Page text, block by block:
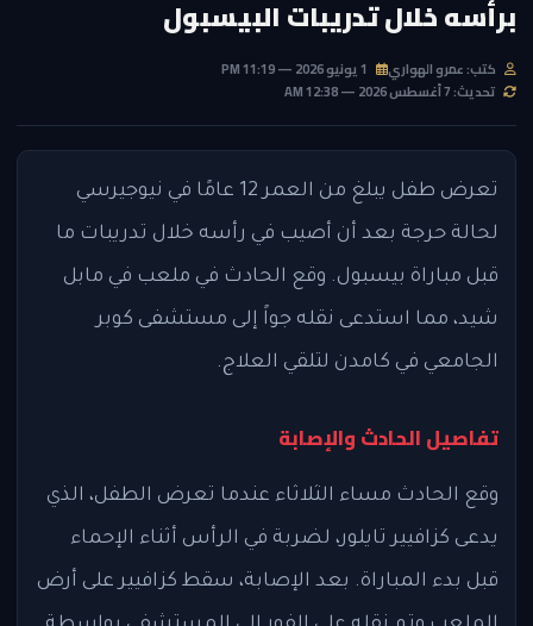
برأسه خلال تدريبات البيسبول
كتب: عمرو الهواري
تحديث: 7 أغسطس 2026 — 12:38 AM
تعرض طفل يبلغ من العمر 12 عامًا في نيوجيرسي
لحالة حرجة بعد أن أصيب في رأسه خلال تدريبات ما
قبل مباراة بيسبول. وقع الحادث في ملعب في مابل
شيد، مما استدعى نقله جواً إلى مستشفى كوبر
الجامعي في كامدن لتلقي العلاج.
تفاصيل الحادث والإصابة
وقع الحادث مساء الثلاثاء عندما تعرض الطفل، الذي
يدعى كزافيير تايلور، لضربة في الرأس أثناء الإحماء
قبل بدء المباراة. بعد الإصابة، سقط كزافيير على أرض